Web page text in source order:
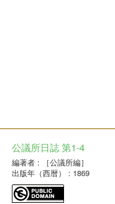
公議所日誌 第1-4
編著者 : ［公議所編］
出版年（西暦）
: 1869